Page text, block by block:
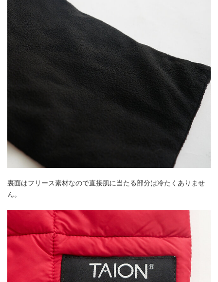
裏面はフリース素材なので直接肌に当たる部分は冷たくありませ
ん。